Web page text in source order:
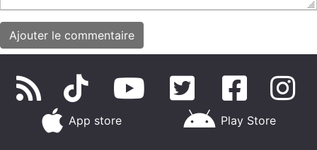
App store Play Store